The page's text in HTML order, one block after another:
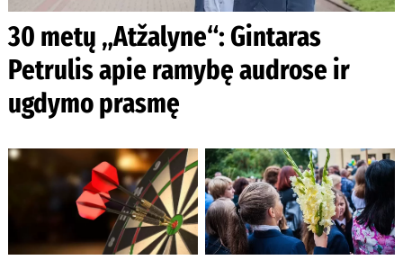
30 metų „Atžalyne“: Gintaras
Petrulis apie ramybę audrose ir
ugdymo prasmę